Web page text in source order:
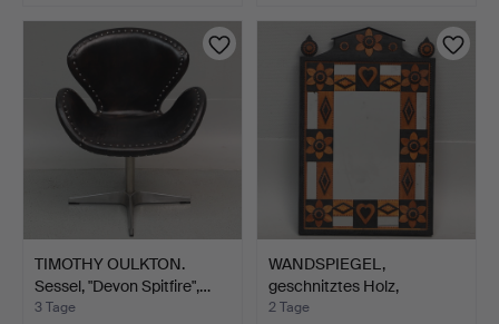
TIMOTHY OULKTON.
Sessel, "Devon Spitfire",…
3 Tage
WANDSPIEGEL,
geschnitztes Holz,
Wanderkuns…
2 Tage